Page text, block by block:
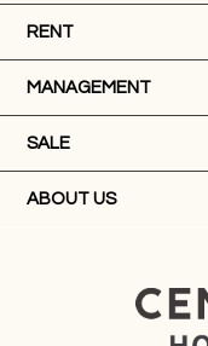
RENT
MANAGEMENT
SALE
ABOUT US